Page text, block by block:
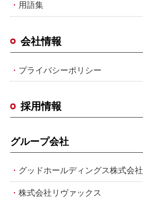
用語集
会社情報
プライバシーポリシー
採用情報
グループ会社
グッドホールディングス株式会社
株式会社リヴァックス